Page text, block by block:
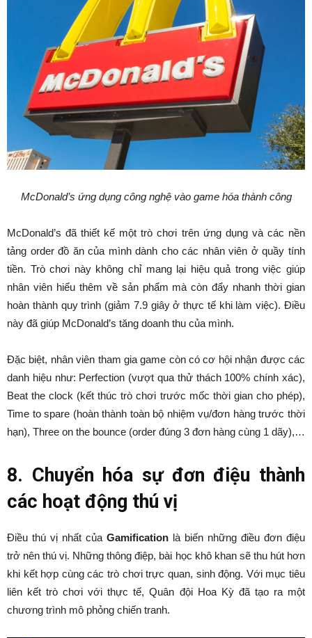
McDonald’s ứng dụng công nghệ vào game hóa thành công
McDonald’s đã thiết kế một trò chơi trên ứng dụng và các nền
tảng order đồ ăn của mình dành cho các nhân viên ở quầy tính
tiền. Trò chơi này không chỉ mang lại hiệu quả trong việc giúp
nhân viên hiểu thêm về sản phẩm mà còn đẩy nhanh thời gian
hoàn thành quy trình (giảm 7.9 giây ở thực tế khi làm việc). Điều
này đã giúp McDonald’s tăng doanh thu của mình.
Đặc biệt, nhân viên tham gia game còn có cơ hội nhận được các
danh hiệu như: Perfection (vượt qua thử thách 100% chính xác),
Beat the clock (kết thúc trò chơi trước mốc thời gian cho phép),
Time to spare (hoàn thành toàn bộ nhiệm vụ/đơn hàng trước thời
hạn), Three on the bounce (order đúng 3 đơn hàng cùng 1 dãy),…
8. Chuyển hóa sự đơn điệu thành
các hoạt động thú vị
Điều thú vị nhất của Gamification là biến những điều đơn điệu
trở nên thú vị. Những thông điệp, bài học khô khan sẽ thu hút hơn
khi kết hợp cùng các trò chơi trực quan, sinh động. Với mục tiêu
liên kết trò chơi với thực tế, Quân đội Hoa Kỳ đã tạo ra một
chương trình mô phỏng chiến tranh.